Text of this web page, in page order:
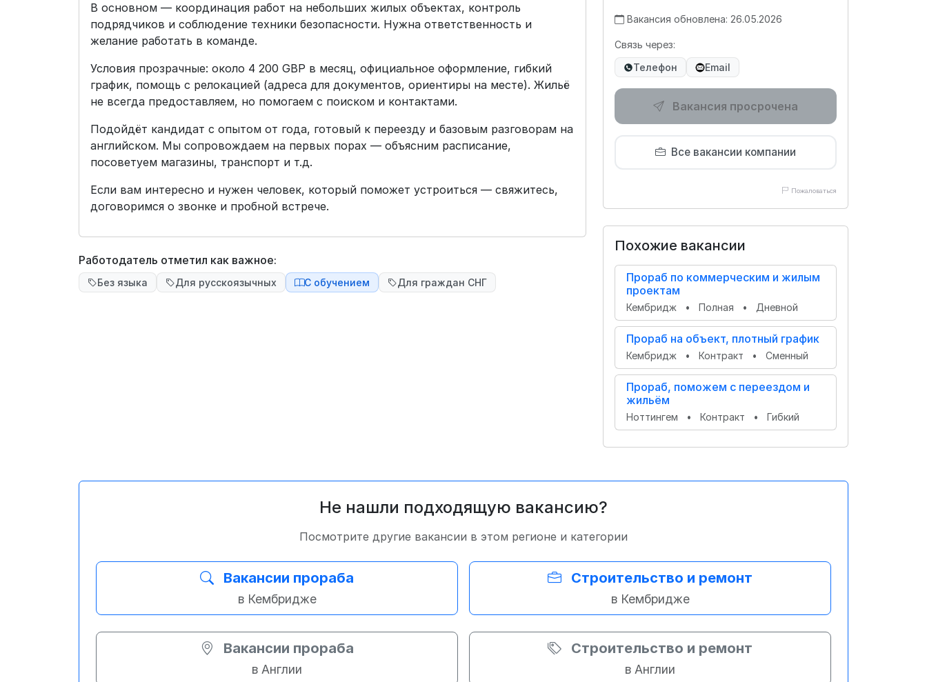
В основном — координация работ на небольших жилых объектах, контроль
подрядчиков и соблюдение техники безопасности. Нужна ответственность и
желание работать в команде.
Условия прозрачные: около 4 200 GBP в месяц, официальное оформление, гибкий
график, помощь с релокацией (адреса для документов, ориентиры на месте). Жильё
не всегда предоставляем, но помогаем с поиском и контактами.
Подойдёт кандидат с опытом от года, готовый к переезду и базовым разговорам на
английском. Мы сопровождаем на первых порах — объясним расписание,
посоветуем магазины, транспорт и т.д.
Если вам интересно и нужен человек, который поможет устроиться — свяжитесь,
договоримся о звонке и пробной встрече.
Работодатель отметил как важное:
Без языка Для русскоязычных С обучением Для граждан СНГ
Вакансия обновлена: 26.05.2026
Связь через:
Телефон
Email
Вакансия просрочена
Все вакансии компании
Пожаловаться
Похожие вакансии
Прораб по коммерческим и жилым
проектам
Кембридж • Полная • Дневной
Прораб на объект, плотный график
Кембридж • Контракт • Сменный
Прораб, поможем с переездом и
жильём
Ноттингем • Контракт • Гибкий
Не нашли подходящую вакансию?
Посмотрите другие вакансии в этом регионе и категории
Вакансии прораба
в Кембридже
Строительство и ремонт
в Кембридже
Вакансии прораба
в Англии
Строительство и ремонт
в Англии